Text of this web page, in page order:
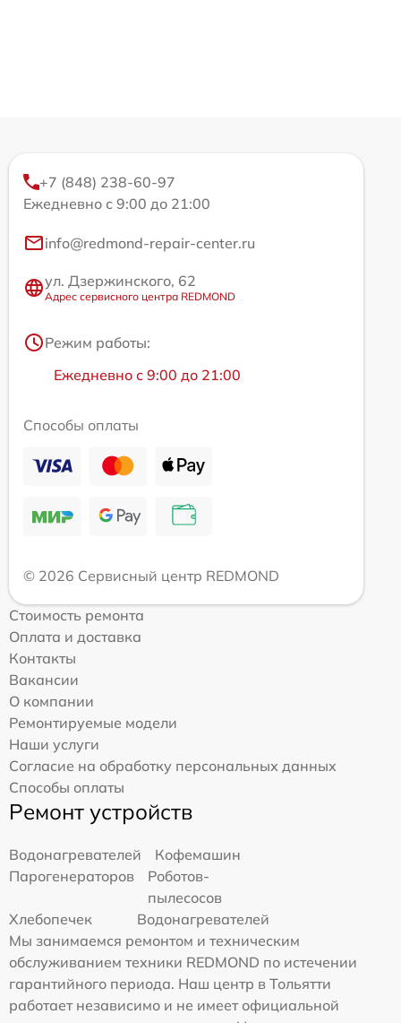
+7 (848) 238-60-97
Ежедневно с 9:00 до 21:00
info@redmond-repair-center.ru
ул. Дзержинского, 62
Адрес сервисного центра REDMOND
Режим работы:
Ежедневно с 9:00 до 21:00
Способы оплаты
© 2026 Сервисный центр REDMOND
Стоимость ремонта
Оплата и доставка
Контакты
Вакансии
О компании
Ремонтируемые модели
Наши услуги
Согласие на обработку персональных данных
Способы оплаты
Ремонт устройств
Водонагревателей
Кофемашин
Парогенераторов
Роботов-
пылесосов
Хлебопечек
Водонагревателей
Мы занимаемся ремонтом и техническим
обслуживанием техники REDMOND по истечении
гарантийного периода. Наш центр в Тольятти
работает независимо и не имеет официальной